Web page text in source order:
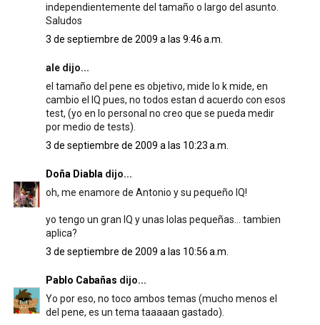
independientemente del tamaño o largo del asunto.
Saludos
3 de septiembre de 2009 a las 9:46 a.m.
ale dijo...
el tamaño del pene es objetivo, mide lo k mide, en
cambio el IQ pues, no todos estan d acuerdo con esos
test, (yo en lo personal no creo que se pueda medir
por medio de tests).
3 de septiembre de 2009 a las 10:23 a.m.
Doña Diabla dijo...
oh, me enamore de Antonio y su pequeño IQ!
yo tengo un gran IQ y unas lolas pequeñas... tambien
aplica?
3 de septiembre de 2009 a las 10:56 a.m.
Pablo Cabañas dijo...
Yo por eso, no toco ambos temas (mucho menos el
del pene, es un tema taaaaan gastado).